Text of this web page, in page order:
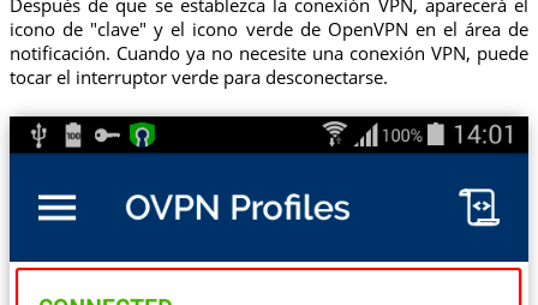
Después de que se establezca la conexión VPN, aparecerá el
icono de "clave" y el icono verde de OpenVPN en el área de
notificación. Cuando ya no necesite una conexión VPN, puede
tocar el interruptor verde para desconectarse.